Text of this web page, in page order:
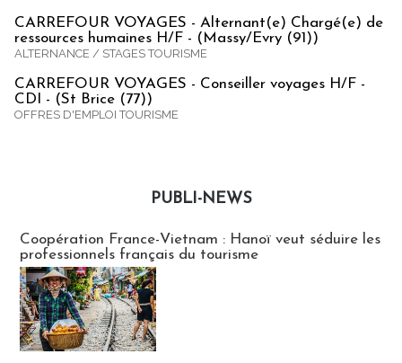
CARREFOUR VOYAGES - Alternant(e) Chargé(e) de
ressources humaines H/F - (Massy/Evry (91))
ALTERNANCE / STAGES TOURISME
CARREFOUR VOYAGES - Conseiller voyages H/F -
CDI - (St Brice (77))
OFFRES D'EMPLOI TOURISME
PUBLI-NEWS
Coopération France-Vietnam : Hanoï veut séduire les
professionnels français du tourisme